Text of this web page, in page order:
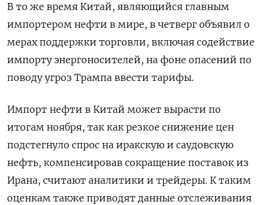
В то же время Китай, являющийся главным
импортером нефти в мире, в четверг объявил о
мерах поддержки торговли, включая содействие
импорту энергоносителей, на фоне опасений по
поводу угроз Трампа ввести тарифы.
Импорт нефти в Китай может вырасти по
итогам ноября, так как резкое снижение цен
подстегнуло спрос на иракскую и саудовскую
нефть, компенсировав сокращение поставок из
Ирана, считают аналитики и трейдеры. К таким
оценкам также приводят данные отслеживания